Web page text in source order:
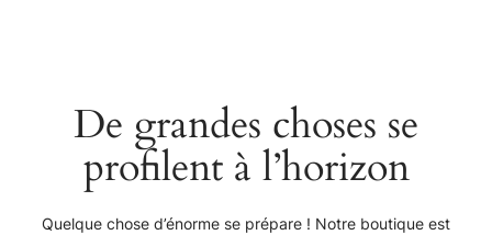
De grandes choses se
profilent à l’horizon
Quelque chose d’énorme se prépare ! Notre boutique est